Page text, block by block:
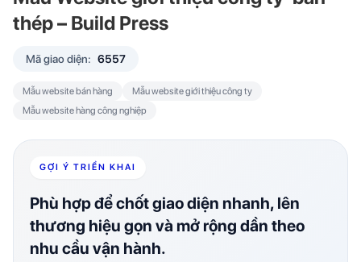
thép – Build Press
Mã giao diện: 6557
Mẫu website bán hàng
Mẫu website giới thiệu công ty
Mẫu website hàng công nghiệp
GỢI Ý TRIỂN KHAI
Phù hợp để chốt giao diện nhanh, lên
thương hiệu gọn và mở rộng dần theo
nhu cầu vận hành.